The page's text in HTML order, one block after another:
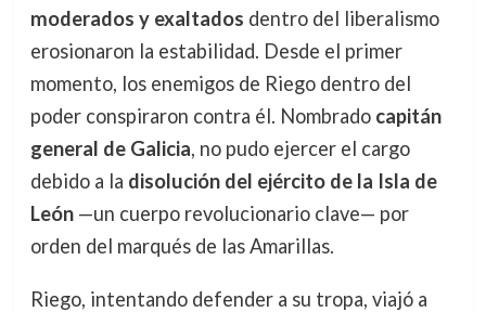
moderados y exaltados dentro del liberalismo
erosionaron la estabilidad. Desde el primer
momento, los enemigos de Riego dentro del
poder conspiraron contra él. Nombrado capitán
general de Galicia, no pudo ejercer el cargo
debido a la disolución del ejército de la Isla de
León—un cuerpo revolucionario clave— por
orden del marqués de las Amarillas.
Riego, intentando defender a su tropa, viajó a